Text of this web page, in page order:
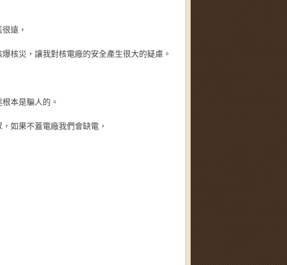
遠，
核災，讓我對核電廠的安全產生很大的疑慮。
本是騙人的。
如果不蓋電廠我們會缺電 ，